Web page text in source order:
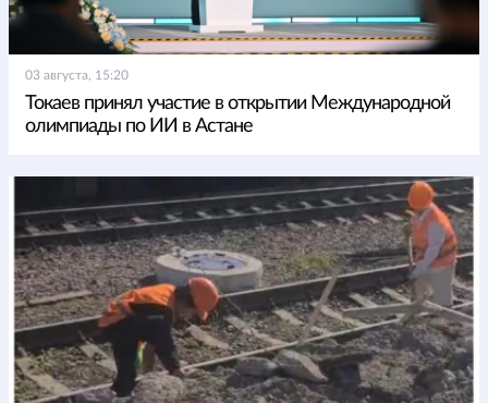
03 августа, 15:20
Токаев принял участие в открытии Международной
олимпиады по ИИ в Астане